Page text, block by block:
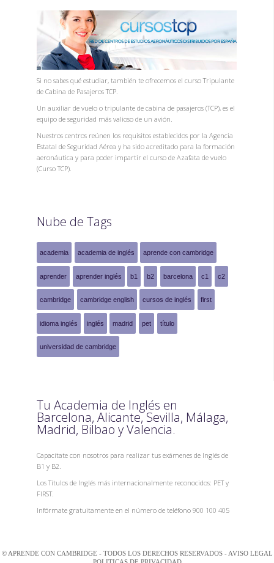
Si no sabes qué estudiar, también te ofrecemos el curso Tripulante
de Cabina de Pasajeros TCP.
Un auxiliar de vuelo o tripulante de cabina de pasajeros (TCP), es el
equipo de seguridad más valioso de un avión.
Nuestros centros reúnen los requisitos establecidos por la Agencia
Estatal de Seguridad Aérea y ha sido acreditado para la formación
aeronáutica y para poder impartir el curso de Azafata de vuelo
(Curso TCP).
Nube de Tags
academia academia de inglés aprende con cambridge
aprender aprender inglés b1 b2 barcelona c1 c2
cambridge cambridge english cursos de inglés first
idioma inglés inglés madrid pet título
universidad de cambridge
Tu Academia de Inglés en
Barcelona, Alicante, Sevilla, Málaga,
Madrid, Bilbao y Valencia.
Capacítate con nosotros para realizar tus exámenes de Inglés de
B1 y B2.
Los Títulos de Inglés más internacionalmente reconocidos: PET y
FIRST.
Infórmate gratuitamente en el número de teléfono 900 100 405
© APRENDE CON CAMBRIDGE - TODOS LOS DERECHOS RESERVADOS - AVISO LEGAL